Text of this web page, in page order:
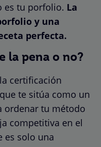
es tu porfolio. La
y una
perfecta.
la pena o no?
certificación
te sitúa como un
ordenar tu método
competitiva en el
es solo una